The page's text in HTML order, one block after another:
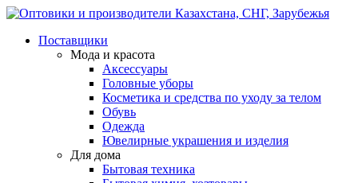
Поставщики
Мода и красота
Аксессуары
Головные уборы
Косметика и средства по уходу за телом
Обувь
Одежда
Ювелирные украшения и изделия
Для дома
Бытовая техника